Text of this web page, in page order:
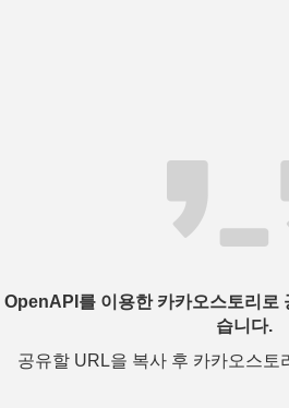
OpenAPI를 이용한 카카오스토리로
습니다.
공유할 URL을 복사 후 카카오스토